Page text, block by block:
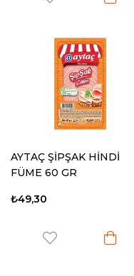
AYTAÇ ŞİPŞAK HİNDİ
FÜME 60 GR
₺49,30